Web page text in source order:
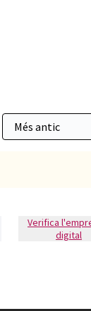
Verifica l'empremta
digital